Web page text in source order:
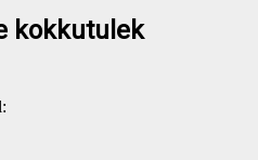
kokkutulek